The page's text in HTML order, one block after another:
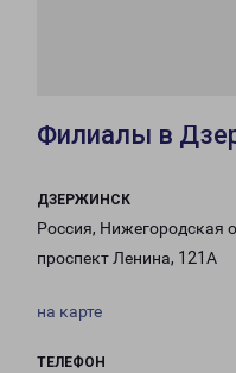
Филиалы в
ДЗЕРЖИНСК
Россия, Нижегородская
проспект Ленина, 121А
на карте
ТЕЛЕФОН